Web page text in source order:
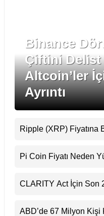
Binance
Çiftini
Altcoin’ler
Ayrıntı
Ripple (XRP) Fiyatına
Uyarı
Pi Coin Fiyatı Neden
Destekledi
CLARITY Act İçin Son
Beklentisini Bozabilir
ABD’de 67 Milyon Kişi